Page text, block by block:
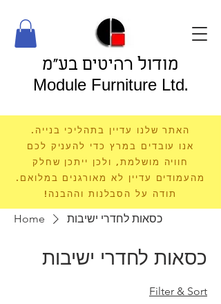
מודול רהיטים בע"מ
Module Furniture Ltd.
האתר שלנו עדיין בתהליכי בנייה.
אנו עובדים במרץ כדי להעניק לכם
חוויה מושלמת, ולכן ייתכן שחלק
מהעמודים עדיין לא מאורגנים במלואם.
תודה על הסבלנות וההבנה!
Home כסאות לחדרי ישיבות
כסאות לחדרי ישיבות
Filter & Sort